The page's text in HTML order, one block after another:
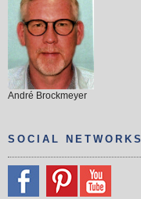
André Brockmeyer
SOCIAL NETWORKS